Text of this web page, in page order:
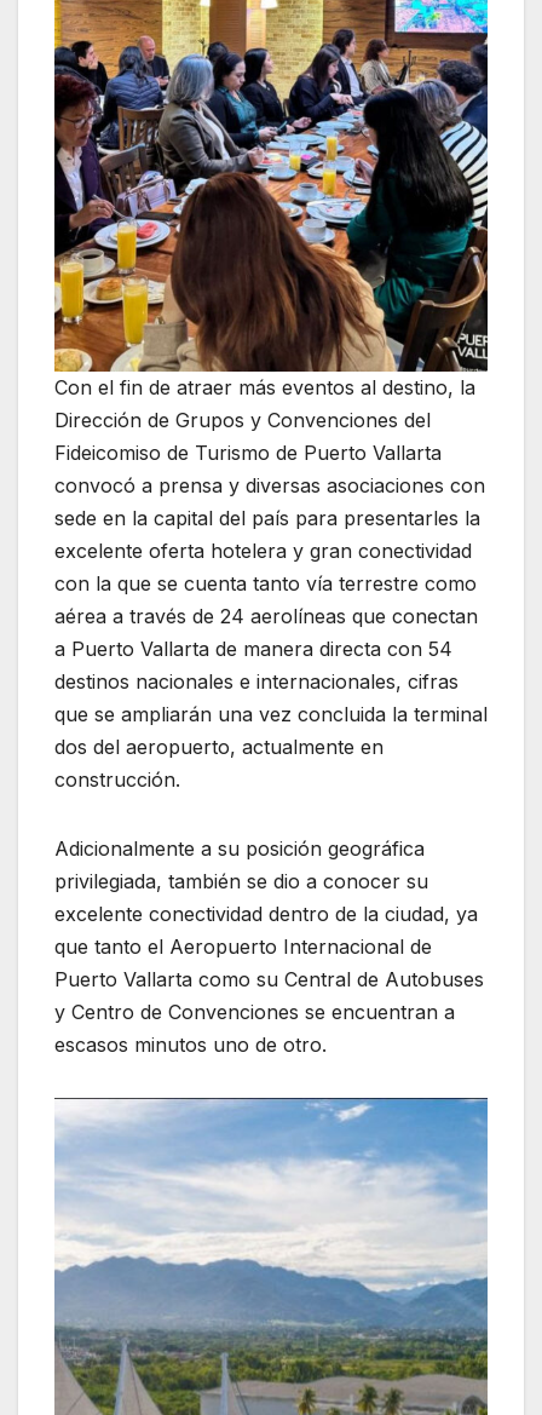
Con el fin de atraer más eventos al destino, la
Dirección de Grupos y Convenciones del
Fideicomiso de Turismo de Puerto Vallarta
convocó a prensa y diversas asociaciones con
sede en la capital del país para presentarles la
excelente oferta hotelera y gran conectividad
con la que se cuenta tanto vía terrestre como
aérea a través de 24 aerolíneas que conectan
a Puerto Vallarta de manera directa con 54
destinos nacionales e internacionales, cifras
que se ampliarán una vez concluida la terminal
dos del aeropuerto, actualmente en
construcción.
Adicionalmente a su posición geográfica
privilegiada, también se dio a conocer su
excelente conectividad dentro de la ciudad, ya
que tanto el Aeropuerto Internacional de
Puerto Vallarta como su Central de Autobuses
y Centro de Convenciones se encuentran a
escasos minutos uno de otro.